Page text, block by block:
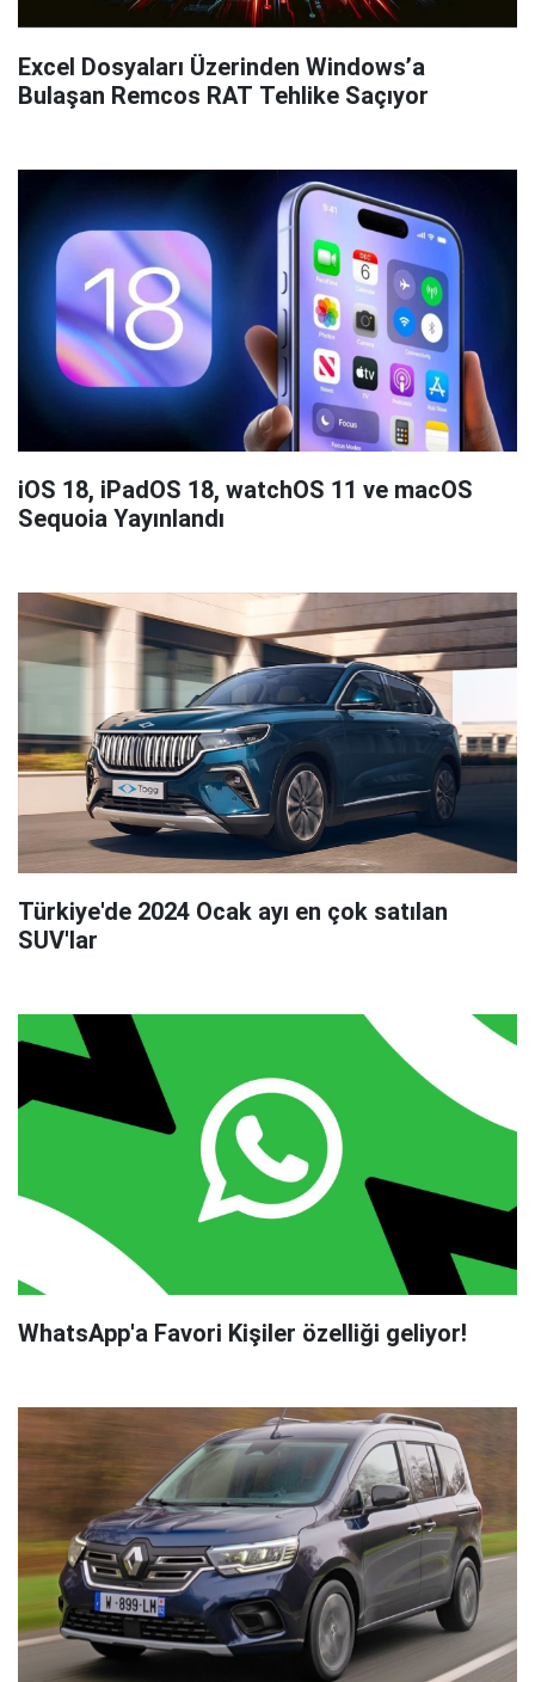
Excel Dosyaları Üzerinden Windows’a
Bulaşan Remcos RAT Tehlike Saçıyor
iOS 18, iPadOS 18, watchOS 11 ve macOS
Sequoia Yayınlandı
Türkiye'de 2024 Ocak ayı en çok satılan
SUV'lar
WhatsApp'a Favori Kişiler özelliği geliyor!